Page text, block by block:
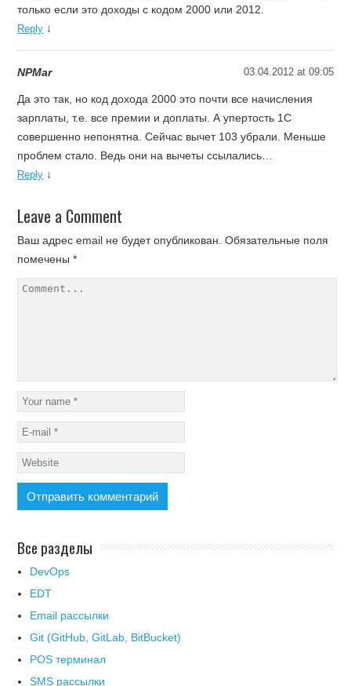
только если это доходы с кодом 2000 или 2012.
Reply ↓
NPMar 03.04.2012 at 09:05
Да это так, но код дохода 2000 это почти все начисления
зарплаты, т.е. все премии и доплаты. А упертость 1С
совершенно непонятна. Сейчас вычет 103 убрали. Меньше
проблем стало. Ведь они на вычеты ссылались…
Reply ↓
Leave a Comment
Ваш адрес email не будет опубликован. Обязательные поля
помечены*
Все разделы
DevOps
EDT
Email рассылки
Git (GitHub, GitLab, BitBucket)
POS терминал
SMS рассылки